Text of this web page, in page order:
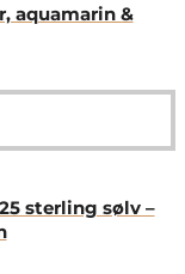
aquamarin &
sterling sølv –